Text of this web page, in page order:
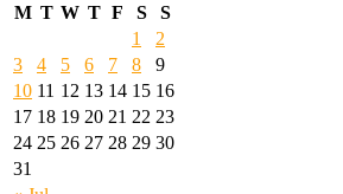
M T W T F S S
1
2
3
4 5 6 7 8
9
10 11 12 13 14 15 16
17 18 19 20 21 22 23
24 25 26 27 28 29 30
31